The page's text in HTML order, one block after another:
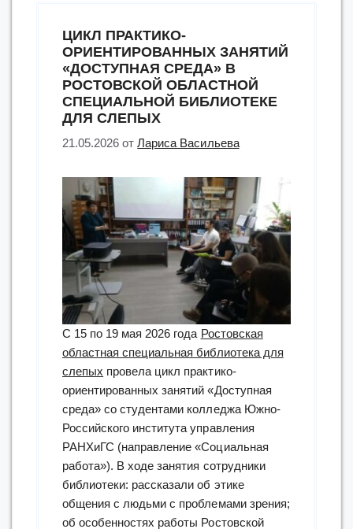
Рубцова”
ЦИКЛ ПРАКТИКО-
ОРИЕНТИРОВАННЫХ ЗАНЯТИЙ
«ДОСТУПНАЯ СРЕДА» В
РОСТОВСКОЙ ОБЛАСТНОЙ
СПЕЦИАЛЬНОЙ БИБЛИОТЕКЕ
ДЛЯ СЛЕПЫХ
21.05.2026 отЛариса Васильева
С 15 по 19 мая 2026 года Ростовская
областная специальная библиотека для
слепых провела цикл практико-
ориентированных занятий «Доступная
среда» со студентами колледжа Южно-
Российского института управления
РАНХиГС (направление «Социальная
работа»). В ходе занятия сотрудники
библиотеки: рассказали об этике
общения с людьми с проблемами зрения;
об особенностях работы Ростовской